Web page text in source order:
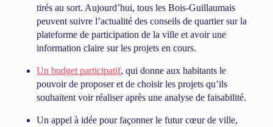
tirés au sort. Aujourd’hui, tous les Bois-Guillaumais
peuvent suivre l’actualité des conseils de quartier sur la
plateforme de participation de la ville et avoir une
information claire sur les projets en cours.
Un budget participatif, qui donne aux habitants le
pouvoir de proposer et de choisir les projets qu’ils
souhaitent voir réaliser après une analyse de faisabilité.
Un appel à idée pour façonner le futur cœur de ville,